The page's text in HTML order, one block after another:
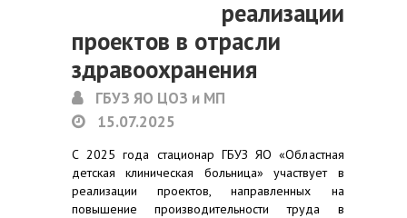
реализации
проектов в отрасли
здравоохранения
ГБУЗ ЯО ЦОЗ и МП
15.07.2025
С 2025 года стационар ГБУЗ ЯО «Областная
детская клиническая больница» участвует в
реализации проектов, направленных на
повышение производительности труда в